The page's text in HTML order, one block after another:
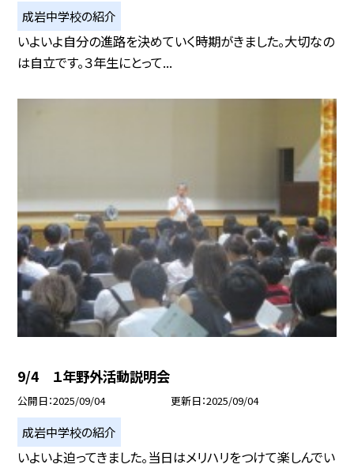
成岩中学校の紹介
いよいよ自分の進路を決めていく時期がきました。大切なの
は自立です。３年生にとって...
9/4 １年野外活動説明会
公開日 2025/09/04 更新日 2025/09/04
成岩中学校の紹介
いよいよ迫ってきました。当日はメリハリをつけて楽しんでい